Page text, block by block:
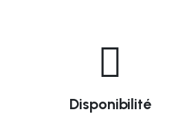
Disponibilité